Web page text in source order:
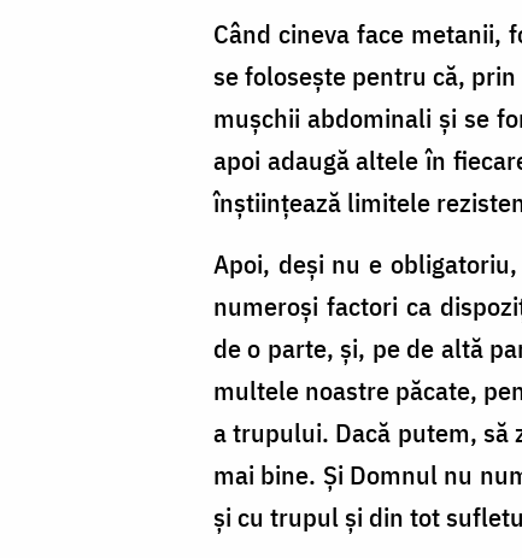
Când cineva face
se foloseşte pentru că,
muşchii abdominali şi se
apoi adaugă altele în
înştiinţează limitele
Apoi, deşi nu e
numeroşi factori ca
de o parte, şi, pe de altă
multele noastre păcate,
a trupului. Dacă putem, să
mai bine. Şi Domnul nu
şi cu trupul şi din tot